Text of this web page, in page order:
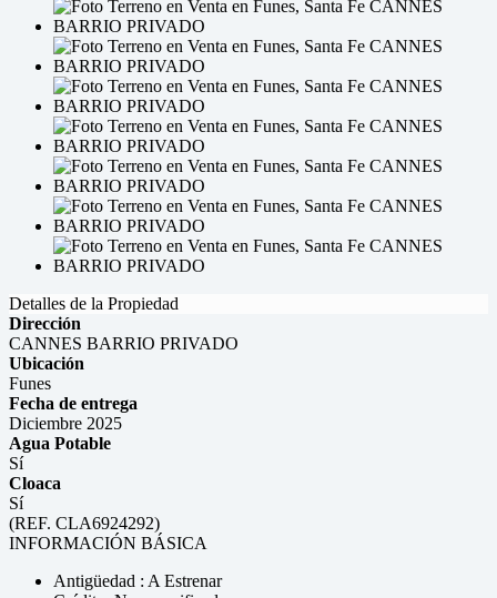
Detalles de la Propiedad
Dirección
CANNES BARRIO PRIVADO
Ubicación
Funes
Fecha de entrega
Diciembre 2025
Agua Potable
Sí
Cloaca
Sí
(REF. CLA6924292)
INFORMACIÓN BÁSICA
Antigüedad : A Estrenar